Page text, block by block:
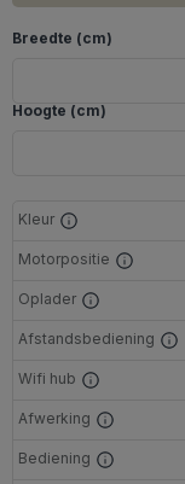
Breedte (cm)
Hoogte (cm)
Kleur
Motorpositie
Oplader
Afstandsbediening
Wifi hub
Afwerking
Bediening